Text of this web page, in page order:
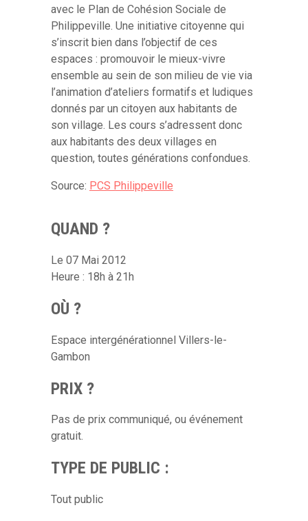
avec le Plan de Cohésion Sociale de
Philippeville. Une initiative citoyenne qui
s’inscrit bien dans l’objectif de ces
espaces : promouvoir le mieux-vivre
ensemble au sein de son milieu de vie via
l’animation d’ateliers formatifs et ludiques
donnés par un citoyen aux habitants de
son village. Les cours s’adressent donc
aux habitants des deux villages en
question, toutes générations confondues.
Source: PCS Philippeville
QUAND ?
Le 07 Mai 2012
Heure : 18h à 21h
OÙ ?
Espace intergénérationnel Villers-le-
Gambon
PRIX ?
Pas de prix communiqué, ou événement
gratuit.
TYPE DE PUBLIC :
Tout public